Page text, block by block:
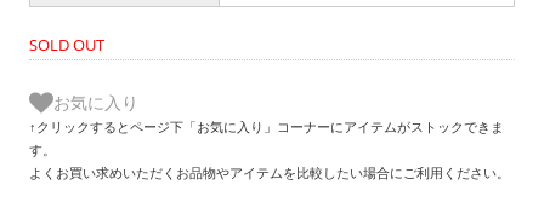
SOLD OUT
お気に入り
↑クリックするとページ下「お気に入り」コーナーにアイテムがストックできま
す。
よくお買い求めいただくお品物やアイテムを比較したい場合にご利用ください。